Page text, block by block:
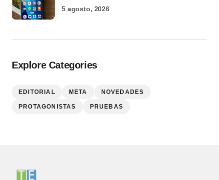
5 agosto, 2026
Explore Categories
EDITORIAL META NOVEDADES
PROTAGONISTAS PRUEBAS